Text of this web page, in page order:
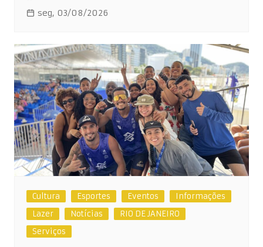
seg, 03/08/2026
Cultura Esportes Eventos
Informações
Lazer
Notícias
RIO DE JANEIRO
Serviços